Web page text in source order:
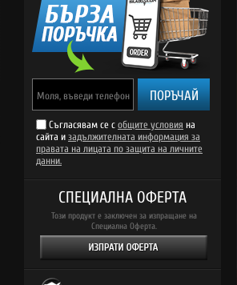
ПОРЪЧАЙ
Съгласявам се с общите условия на
сайта и задължителната информация за
правата на лицата по защита на личните
данни.
СПЕЦИАЛНА ОФЕРТА
Този продукт е заключен за изпращане на
Специална Оферта.